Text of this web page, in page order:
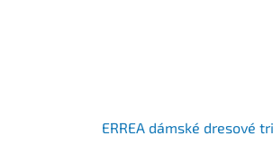
ERREA dámské dresové